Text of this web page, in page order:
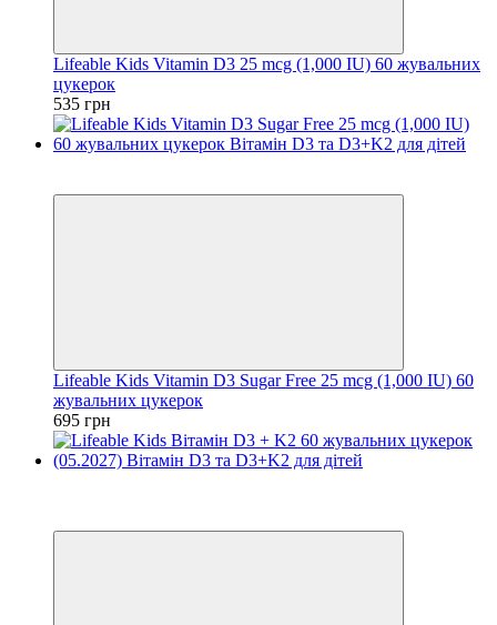
Lifeable Kids Vitamin D3 25 mcg (1,000 IU) 60 жувальних
цукерок
535 грн
Lifeable Kids Vitamin D3 Sugar Free 25 mcg (1,000 IU) 60
жувальних цукерок
695 грн